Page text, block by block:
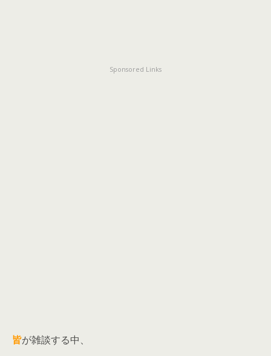
Sponsored Links
皆が雑談する中、